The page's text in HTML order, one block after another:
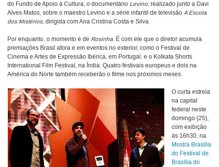
do Fundo de Apoio à Cultura, o documentário Levino, realizado junto a Davi
Alves Matos, sobre o maestro Levino e a série infantil de televisão A Escola
dos Mistérios, dirigida com Ana Cristina Costa e Silva.
Por enquanto, o momento é de Rosinha. É com ele que o diretor acumula
premiações Brasil afora e em eventos no exterior, como o Festival de
Cinema e Artes de Expressão Ibérica, em Portugal, e o Kolkata Shorts
International Film Festival, na Índia. Quatro festivais europeus e dois na
América do Norte também receberão o filme nos próximos meses.
O curta estreia
na capital
federal neste
domingo (25),
com exibição
às 16h30, na
Mostra Brasília
do Festival de
Brasília do